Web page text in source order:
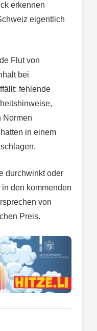
erkennen
eigentlich
Flut von
bei
fehlende
Normen
in einem
durchwinkt oder
den kommenden
von
Preis.